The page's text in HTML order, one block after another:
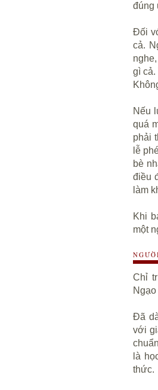
đúng
Đối
cả.
gì
Nếu
quá
phải
lễ
bè
điều
làm
Khi
một
Chỉ
Đã
với
là
thức.